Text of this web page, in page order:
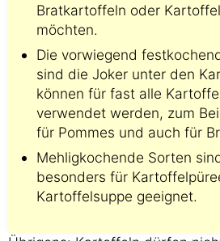
Bratkartoffeln oder
möchten.
Die vorwiegend
sind die Joker unter den
können für fast alle
verwendet werden, zum
für Pommes und auch für
Mehligkochende Sorten
besonders für
Kartoffelsuppe geeignet.